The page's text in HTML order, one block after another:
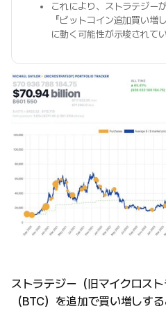
これにより、ストラテジー
『ビットコイン追加買い増し
に動く可能性が示唆されてい
ストラテジー（旧マイクロス
（BTC）を追加で買い増しす